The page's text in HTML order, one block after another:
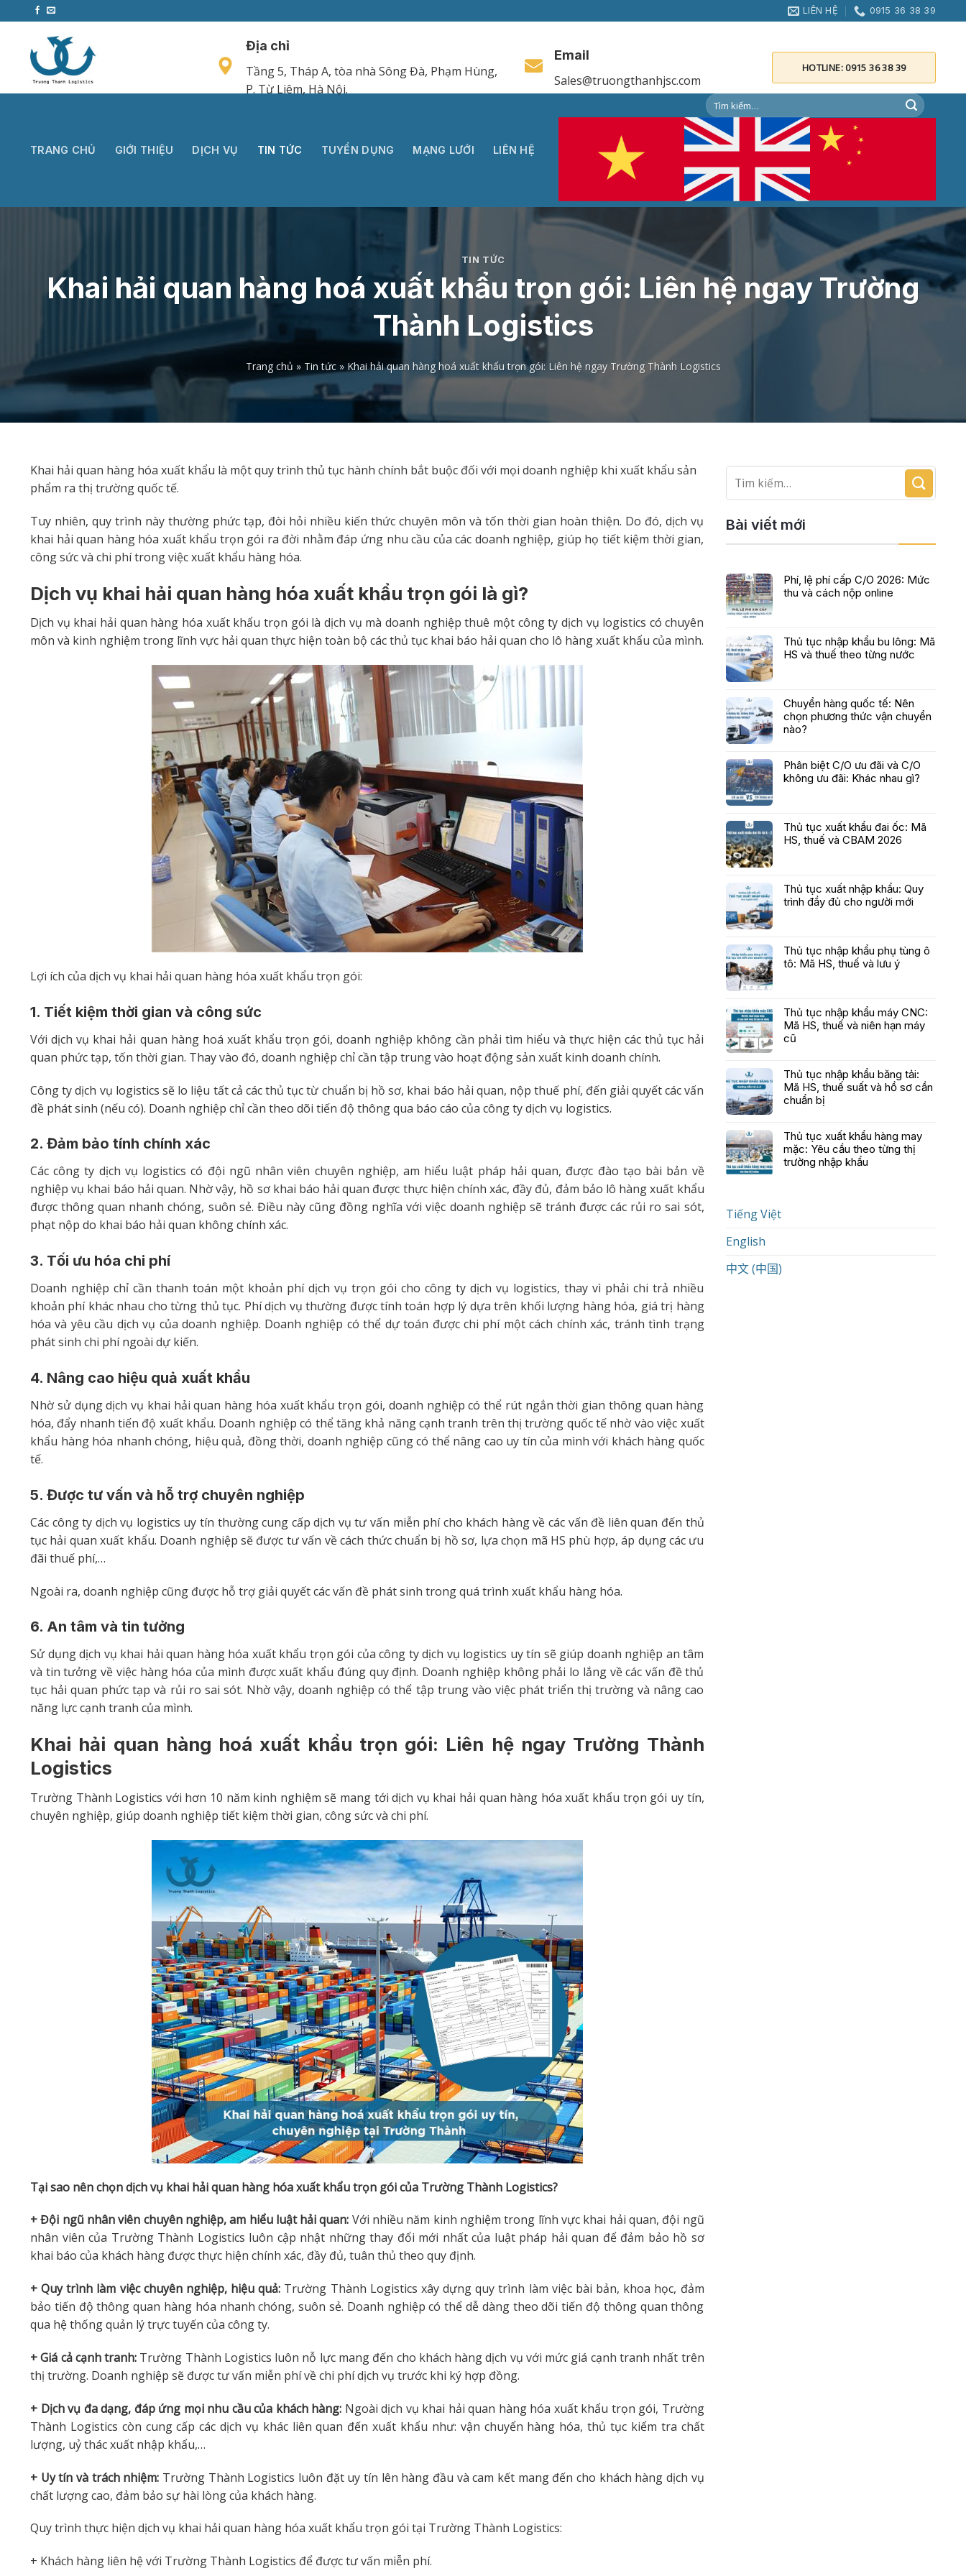
qua
LIÊN HỆ 0915 36 38 39
Địa chỉ
Tầng 5, Tháp A, tòa nhà Sông Đà, Phạm Hùng,
P. Từ Liêm, Hà Nội.
Email
Sales@truongthanhjsc.com
HOTLINE: 0915 36 38 39
TRANG CHỦ GIỚI THIỆU DỊCH VỤ TIN TỨC TUYỂN DỤNG MẠNG LƯỚI LIÊN HỆ
TIN TỨC
Khai hải quan hàng hoá xuất khẩu trọn gói: Liên hệ ngay Trường
Thành Logistics
Trang chủ » Tin tức» Khai hải quan hàng hoá xuất khẩu trọn gói: Liên hệ ngay Trường Thành Logistics
Khai hải quan hàng hóa xuất khẩu là một quy trình thủ tục hành chính bắt buộc đối với mọi doanh nghiệp khi xuất khẩu sản
phẩm ra thị trường quốc tế.
Tuy nhiên, quy trình này thường phức tạp, đòi hỏi nhiều kiến thức chuyên môn và tốn thời gian hoàn thiện. Do đó, dịch vụ
khai hải quan hàng hóa xuất khẩu trọn gói ra đời nhằm đáp ứng nhu cầu của các doanh nghiệp, giúp họ tiết kiệm thời gian,
công sức và chi phí trong việc xuất khẩu hàng hóa.
Dịch vụ khai hải quan hàng hóa xuất khẩu trọn gói là gì?
Dịch vụ khai hải quan hàng hóa xuất khẩu trọn gói là dịch vụ mà doanh nghiệp thuê một công ty dịch vụ logistics có chuyên
môn và kinh nghiệm trong lĩnh vực hải quan thực hiện toàn bộ các thủ tục khai báo hải quan cho lô hàng xuất khẩu của mình.
Lợi ích của dịch vụ khai hải quan hàng hóa xuất khẩu trọn gói:
1. Tiết kiệm thời gian và công sức
Với dịch vụ khai hải quan hàng hoá xuất khẩu trọn gói, doanh nghiệp không cần phải tìm hiểu và thực hiện các thủ tục hải
quan phức tạp, tốn thời gian. Thay vào đó, doanh nghiệp chỉ cần tập trung vào hoạt động sản xuất kinh doanh chính.
Công ty dịch vụ logistics sẽ lo liệu tất cả các thủ tục từ chuẩn bị hồ sơ, khai báo hải quan, nộp thuế phí, đến giải quyết các vấn
đề phát sinh (nếu có). Doanh nghiệp chỉ cần theo dõi tiến độ thông qua báo cáo của công ty dịch vụ logistics.
2. Đảm bảo tính chính xác
Các công ty dịch vụ logistics có đội ngũ nhân viên chuyên nghiệp, am hiểu luật pháp hải quan, được đào tạo bài bản về
nghiệp vụ khai báo hải quan. Nhờ vậy, hồ sơ khai báo hải quan được thực hiện chính xác, đầy đủ, đảm bảo lô hàng xuất khẩu
được thông quan nhanh chóng, suôn sẻ. Điều này cũng đồng nghĩa với việc doanh nghiệp sẽ tránh được các rủi ro sai sót,
phạt nộp do khai báo hải quan không chính xác.
3. Tối ưu hóa chi phí
Doanh nghiệp chỉ cần thanh toán một khoản phí dịch vụ trọn gói cho công ty dịch vụ logistics, thay vì phải chi trả nhiều
khoản phí khác nhau cho từng thủ tục. Phí dịch vụ thường được tính toán hợp lý dựa trên khối lượng hàng hóa, giá trị hàng
hóa và yêu cầu dịch vụ của doanh nghiệp. Doanh nghiệp có thể dự toán được chi phí một cách chính xác, tránh tình trạng
phát sinh chi phí ngoài dự kiến.
4. Nâng cao hiệu quả xuất khẩu
Nhờ sử dụng dịch vụ khai hải quan hàng hóa xuất khẩu trọn gói, doanh nghiệp có thể rút ngắn thời gian thông quan hàng
hóa, đẩy nhanh tiến độ xuất khẩu. Doanh nghiệp có thể tăng khả năng cạnh tranh trên thị trường quốc tế nhờ vào việc xuất
khẩu hàng hóa nhanh chóng, hiệu quả, đồng thời, doanh nghiệp cũng có thể nâng cao uy tín của mình với khách hàng quốc
tế.
5. Được tư vấn và hỗ trợ chuyên nghiệp
Các công ty dịch vụ logistics uy tín thường cung cấp dịch vụ tư vấn miễn phí cho khách hàng về các vấn đề liên quan đến thủ
tục hải quan xuất khẩu. Doanh nghiệp sẽ được tư vấn về cách thức chuẩn bị hồ sơ, lựa chọn mã HS phù hợp, áp dụng các ưu
đãi thuế phí,…
Ngoài ra, doanh nghiệp cũng được hỗ trợ giải quyết các vấn đề phát sinh trong quá trình xuất khẩu hàng hóa.
6. An tâm và tin tưởng
Sử dụng dịch vụ khai hải quan hàng hóa xuất khẩu trọn gói của công ty dịch vụ logistics uy tín sẽ giúp doanh nghiệp an tâm
và tin tưởng về việc hàng hóa của mình được xuất khẩu đúng quy định. Doanh nghiệp không phải lo lắng về các vấn đề thủ
tục hải quan phức tạp và rủi ro sai sót. Nhờ vậy, doanh nghiệp có thể tập trung vào việc phát triển thị trường và nâng cao
năng lực cạnh tranh của mình.
Khai hải quan hàng hoá xuất khẩu trọn gói: Liên hệ ngay Trường Thành
Logistics
Trường Thành Logistics với hơn 10 năm kinh nghiệm sẽ mang tới dịch vụ khai hải quan hàng hóa xuất khẩu trọn gói uy tín,
chuyên nghiệp, giúp doanh nghiệp tiết kiệm thời gian, công sức và chi phí.
Tại sao nên chọn dịch vụ khai hải quan hàng hóa xuất khẩu trọn gói của Trường Thành Logistics?
+ Đội ngũ nhân viên chuyên nghiệp, am hiểu luật hải quan: Với nhiều năm kinh nghiệm trong lĩnh vực khai hải quan, đội ngũ
nhân viên của Trường Thành Logistics luôn cập nhật những thay đổi mới nhất của luật pháp hải quan để đảm bảo hồ sơ
khai báo của khách hàng được thực hiện chính xác, đầy đủ, tuân thủ theo quy định.
+ Quy trình làm việc chuyên nghiệp, hiệu quả: Trường Thành Logistics xây dựng quy trình làm việc bài bản, khoa học, đảm
bảo tiến độ thông quan hàng hóa nhanh chóng, suôn sẻ. Doanh nghiệp có thể dễ dàng theo dõi tiến độ thông quan thông
qua hệ thống quản lý trực tuyến của công ty.
+ Giá cả cạnh tranh: Trường Thành Logistics luôn nỗ lực mang đến cho khách hàng dịch vụ với mức giá cạnh tranh nhất trên
thị trường. Doanh nghiệp sẽ được tư vấn miễn phí về chi phí dịch vụ trước khi ký hợp đồng.
+ Dịch vụ đa dạng, đáp ứng mọi nhu cầu của khách hàng: Ngoài dịch vụ khai hải quan hàng hóa xuất khẩu trọn gói, Trường
Thành Logistics còn cung cấp các dịch vụ khác liên quan đến xuất khẩu như: vận chuyển hàng hóa, thủ tục kiểm tra chất
lượng, uỷ thác xuất nhập khẩu,…
+ Uy tín và trách nhiệm: Trường Thành Logistics luôn đặt uy tín lên hàng đầu và cam kết mang đến cho khách hàng dịch vụ
chất lượng cao, đảm bảo sự hài lòng của khách hàng.
Quy trình thực hiện dịch vụ khai hải quan hàng hóa xuất khẩu trọn gói tại Trường Thành Logistics:
+ Khách hàng liên hệ với Trường Thành Logistics để được tư vấn miễn phí.
Bài viết mới
Phí, lệ phí cấp C/O 2026: Mức
thu và cách nộp online
Thủ tục nhập khẩu bu lông: Mã
HS và thuế theo từng nước
Chuyển hàng quốc tế: Nên
chọn phương thức vận chuyển
nào?
Phân biệt C/O ưu đãi và C/O
không ưu đãi: Khác nhau gì?
Thủ tục xuất khẩu đai ốc: Mã
HS, thuế và CBAM 2026
Thủ tục xuất nhập khẩu: Quy
trình đầy đủ cho người mới
Thủ tục nhập khẩu phụ tùng ô
tô: Mã HS, thuế và lưu ý
Thủ tục nhập khẩu máy CNC:
Mã HS, thuế và niên hạn máy
cũ
Thủ tục nhập khẩu băng tải:
Mã HS, thuế suất và hồ sơ cần
chuẩn bị
Thủ tục xuất khẩu hàng may
mặc: Yêu cầu theo từng thị
trường nhập khẩu
Tiếng Việt
English
中文 (中国)